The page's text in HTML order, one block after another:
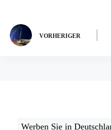
VORHERIGER
Werben Sie in